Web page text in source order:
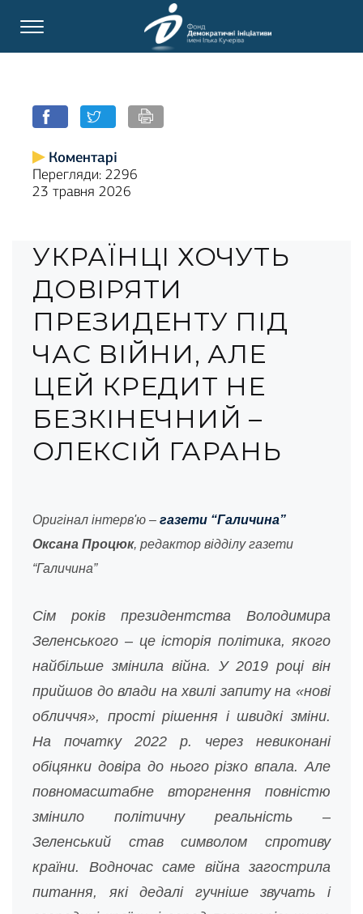
Коментарі
Перегляди: 2296
23 травня 2026
УКРАЇНЦІ ХОЧУТЬ
ДОВІРЯТИ
ПРЕЗИДЕНТУ ПІД
ЧАС ВІЙНИ, АЛЕ
ЦЕЙ КРЕДИТ НЕ
БЕЗКІНЕЧНИЙ –
ОЛЕКСІЙ ГАРАНЬ
Оригінал інтерв'ю – газети “Галичина”
Оксана Процюк, редактор відділу газети
“Галичина”
Сім років президентства Володимира
Зеленського – це історія політика, якого
найбільше змінила війна. У 2019 році він
прийшов до влади на хвилі запиту на «нові
обличчя», прості рішення і швидкі зміни.
На початку 2022 р. через невиконані
обіцянки довіра до нього різко впала. Але
повномасштабне вторгнення повністю
змінило політичну реальність –
Зеленський став символом спротиву
країни. Водночас саме війна загострила
питання, які дедалі гучніше звучать і